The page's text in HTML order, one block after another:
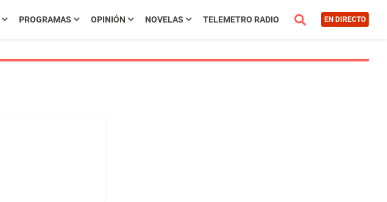
PROGRAMAS OPINIÓN NOVELAS TELEMETRO RADIO EN DIRECTO